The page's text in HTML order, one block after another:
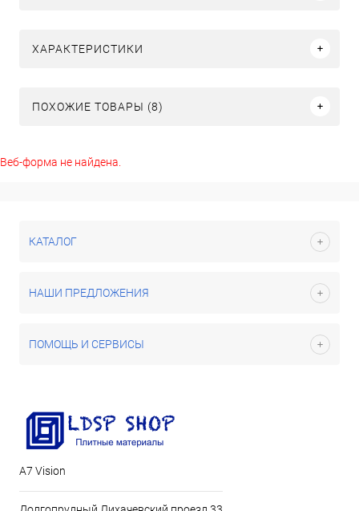
ХАРАКТЕРИСТИКИ
ПОХОЖИЕ ТОВАРЫ (8)
Веб-форма не найдена.
КАТАЛОГ
НАШИ ПРЕДЛОЖЕНИЯ
ПОМОЩЬ И СЕРВИСЫ
А7 Vision